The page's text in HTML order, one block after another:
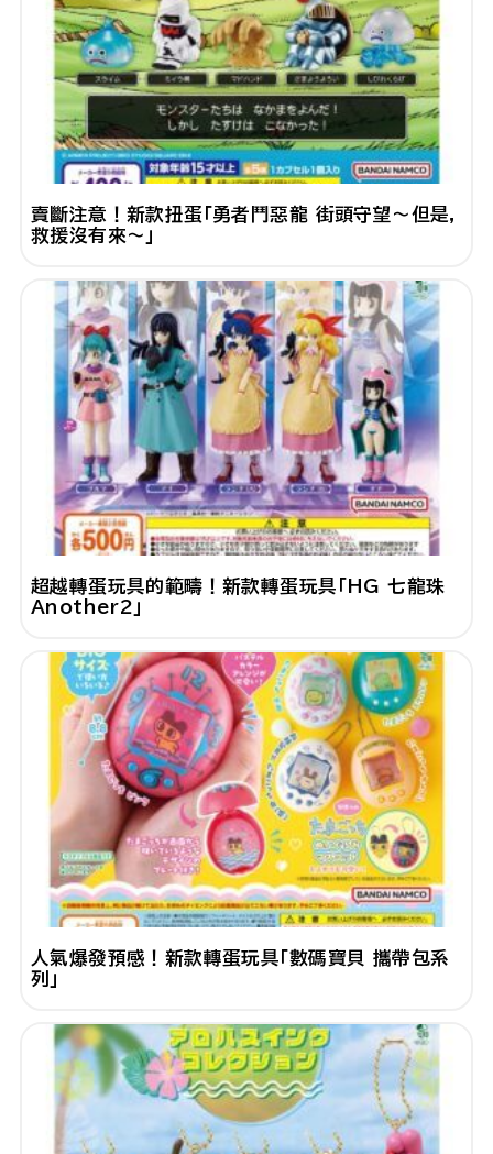
賣斷注意！新款扭蛋「勇者鬥惡龍 街頭守望～但是，
救援沒有來～」
超越轉蛋玩具的範疇！新款轉蛋玩具「HG 七龍珠
Another2」
人氣爆發預感！新款轉蛋玩具「數碼寶貝 攜帶包系
列」